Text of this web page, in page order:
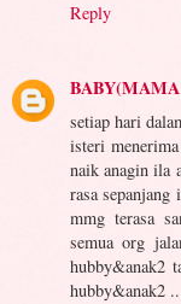
Reply
setiap hari
isteri
naik anagin ila
rasa
mmg terasa
semua org
hubby&anak2
hubby&anak2